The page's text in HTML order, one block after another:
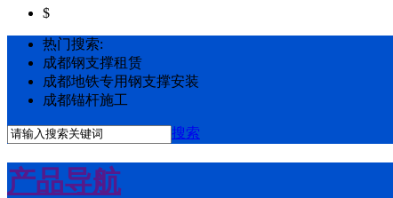
$
热门搜索:
成都钢支撑租赁
成都地铁专用钢支撑安装
成都锚杆施工
搜索
产品导航